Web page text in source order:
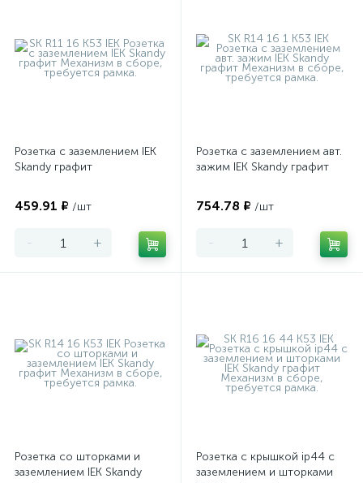
Розетка с заземлением IEK
Skandy графит
459.91 ₽ /шт
- +
Розетка с заземлением авт.
зажим IEK Skandy графит
754.78 ₽ /шт
- +
Розетка со шторками и
заземлением IEK Skandy
Розетка с крышкой ip44 с
заземлением и шторками